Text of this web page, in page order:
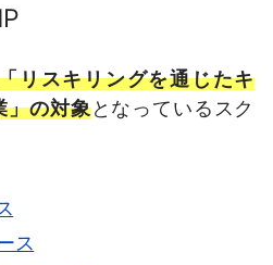
リスキリングを通じたキ
」の対象となっているスク
ス